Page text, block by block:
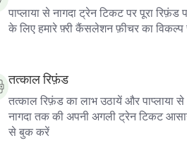
पाप्लाया से नागदा ट्रेन टिकट पर पूरा रिफ़ंड
के लिए हमारे फ़्री कैंसलेशन फ़ीचर का
तत्काल रिफ़ंड
तत्काल रिफ़ंड का लाभ उठायें और पाप्लाया से
नागदा तक की अपनी अगली ट्रेन टिकट
से बुक करें